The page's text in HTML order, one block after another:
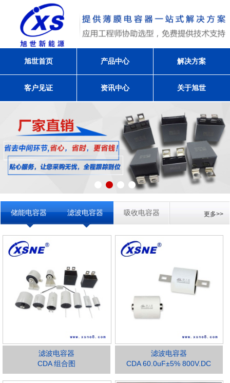
旭世首页 产品中心 解决方案
客户见证 资讯中心 关于旭世
储能电容器 滤波电容器 吸收电容器 更多>>
滤波电容器
CDA 组合图
滤波电容器
CDA 60.0uF±5% 800V.DC